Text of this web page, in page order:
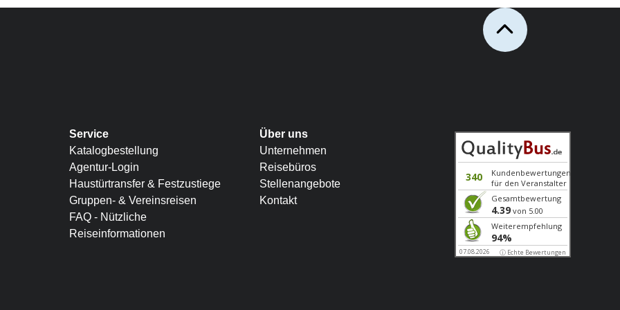
Service
Katalogbestellung
Agentur-Login
Haustürtransfer & Festzustiege
Gruppen- & Vereinsreisen
FAQ - Nützliche
Reiseinformationen
Über uns
Unternehmen
Reisebüros
Stellenangebote
Kontakt